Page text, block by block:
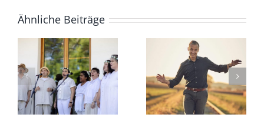
Ähnliche Beiträge
Stefan Kröll
„schee
wuid“
Jasmin
Bayer Trio –
Von Jazz bis